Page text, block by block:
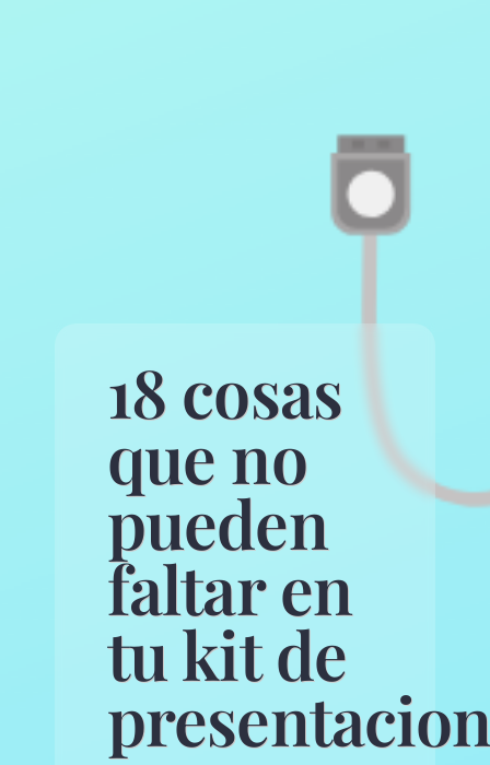
18 cosas
que no
pueden
faltar en
tu kit de